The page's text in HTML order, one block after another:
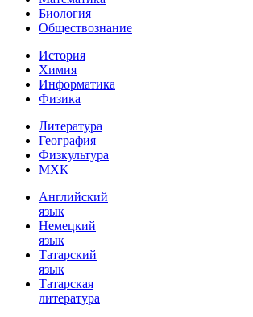
Биология
Обществознание
История
Химия
Информатика
Физика
Литература
География
Физкультура
МХК
Английский
язык
Немецкий
язык
Татарский
язык
Татарская
литература